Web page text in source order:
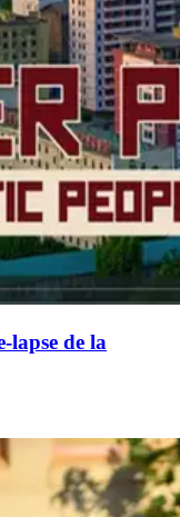
lapse de la